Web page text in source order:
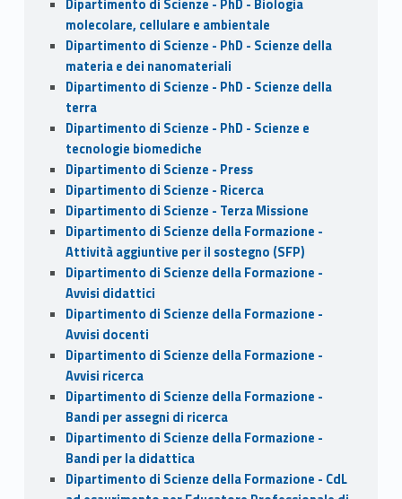
Dipartimento di Scienze - PhD - Biologia
molecolare, cellulare e ambientale
Dipartimento di Scienze - PhD - Scienze della
materia e dei nanomateriali
Dipartimento di Scienze - PhD - Scienze della
terra
Dipartimento di Scienze - PhD - Scienze e
tecnologie biomediche
Dipartimento di Scienze - Press
Dipartimento di Scienze - Ricerca
Dipartimento di Scienze - Terza Missione
Dipartimento di Scienze della Formazione -
Attività aggiuntive per il sostegno (SFP)
Dipartimento di Scienze della Formazione -
Avvisi didattici
Dipartimento di Scienze della Formazione -
Avvisi docenti
Dipartimento di Scienze della Formazione -
Avvisi ricerca
Dipartimento di Scienze della Formazione -
Bandi per assegni di ricerca
Dipartimento di Scienze della Formazione -
Bandi per la didattica
Dipartimento di Scienze della Formazione - CdL